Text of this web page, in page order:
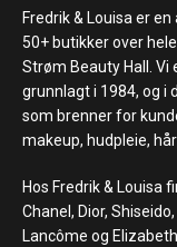
Fredrik & Louisa er
50+ butikker over
Strøm Beauty Hall.
grunnlagt i 1984, og i
som brenner for
makeup, hudpleie,
Hos Fredrik & Louisa
Chanel, Dior,
Lancôme og